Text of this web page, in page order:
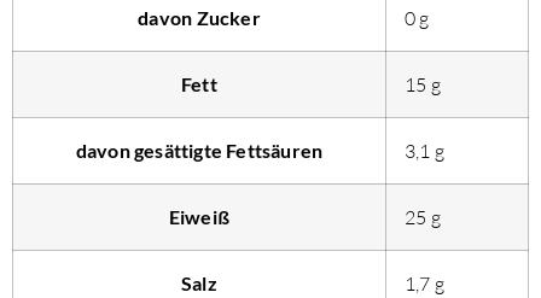
davon Zucker 0 g
Fett 15 g
davongesättigte Fettsäuren 3,1 g
Eiweiß 25 g
Salz 1,7 g